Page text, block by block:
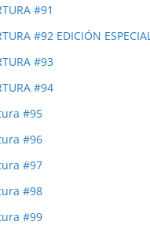
#91
#92 EDICIÓN ESPECIAL
#93
#94
#95
#96
#97
#98
#99